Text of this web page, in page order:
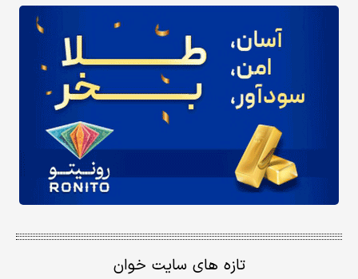
تازه های سایت خوان